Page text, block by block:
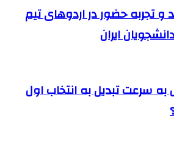
و تجربه حضور در اردوهای تیم
ایران
به ‌سرعت تبدیل به انتخاب اول